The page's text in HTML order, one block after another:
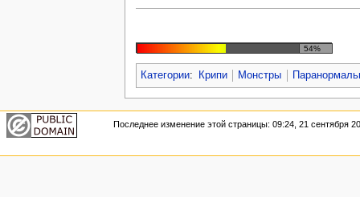
54%
Категории: Крипи Монстры
Последнее изменение этой страницы: 09:24, 21 сентября